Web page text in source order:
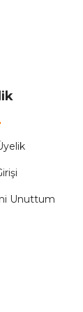
Butonlu Siyah)
Unuttum